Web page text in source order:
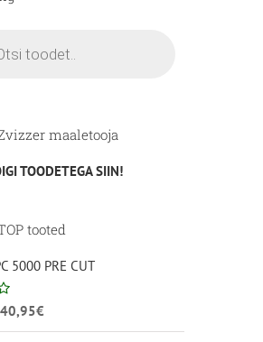
maaletooja
TOODETEGA SIIN!
tooted
5000 PRE CUT
40,95€Hinnavahemik:
18,90€